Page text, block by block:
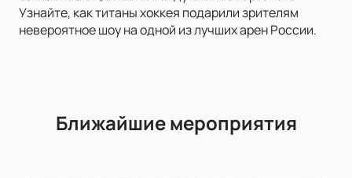
Узнайте, как титаны хоккея подарили зрителям
невероятное шоу на одной из лучших арен России.
Ближайшие мероприятия